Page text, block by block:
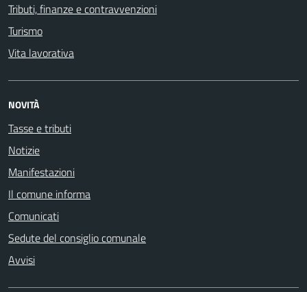
Tributi, finanze e contravvenzioni
Turismo
Vita lavorativa
NOVITÀ
Tasse e tributi
Notizie
Manifestazioni
Il comune informa
Comunicati
Sedute del consiglio comunale
Avvisi